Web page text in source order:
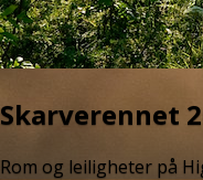
Skarverennet
Rom og leiligheter på